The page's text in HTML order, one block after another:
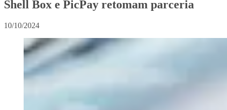
Shell Box e PicPay retomam parceria
10/10/2024